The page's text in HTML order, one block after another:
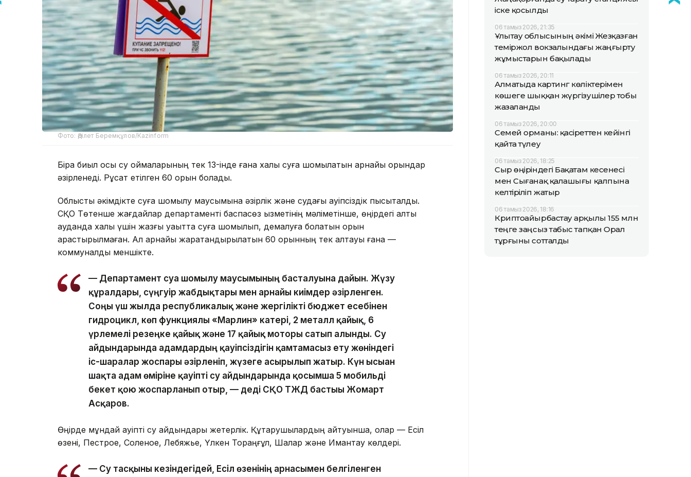
Фото: Әділет Беремқұлов/Kazinform
Бірақ биыл осы су қоймаларының тек 13-інде ғана халық суға шомылатын арнайы орындар
әзірленеді. Рұқсат етілген 60 орын болады.
Облыстық әкімдікте суға шомылу маусымына әзірлік және судағы қауіпсіздік пысықталды.
СҚО Төтенше жағдайлар департаменті баспасөз қызметінің мәліметінше, өңірдегі алты
ауданда халық үшін жазғы уақытта суға шомылып, демалуға болатын орын
қарастырылмаған. Ал арнайы жарақтандырылатын 60 орынның тек алтауы ғана —
коммуналдық меншікте.
— Департамент суға шомылу маусымының басталуына дайын. Жүзу
құралдары, сүңгуір жабдықтары мен арнайы киімдер әзірленген.
Соңғы үш жылда республикалық және жергілікті бюджет есебінен
гидроцикл, көп функциялы «Марлин» катері, 2 металл қайық, 6
үрлемелі резеңке қайық және 17 қайық моторы сатып алынды. Су
айдындарында адамдардың қауіпсіздігін қамтамасыз ету жөніндегі
іс-шаралар жоспары әзірленіп, жүзеге асырылып жатыр. Күн ысыған
шақта адам өміріне қауіпті су айдындарында қосымша 5 мобильді
бекет қою жоспарланып отыр, — деді СҚО ТЖД бастығы Жомарт
Асқаров.
Өңірде мұндай қауіпті су айдындары жетерлік. Құтқарушылардың айтуынша, олар — Есіл
өзені, Пестрое, Соленое, Лебяжье, Үлкен Тораңғұл, Шалқар және Имантау көлдері.
— Су тасқыны кезіндегідей, Есіл өзенінің арнасымен белгіленген
іске қосылды
06 тамыз 2026, 21:35
Ұлытау облысының әкімі Жезқазған
теміржол вокзалындағы жаңғырту
жұмыстарын бақылады
06 тамыз 2026, 20:11
Алматыда картинг көліктерімен
көшеге шыққан жүргізушілер тобы
жазаланды
06 тамыз 2026, 20:00
Семей орманы: қасіреттен кейінгі
қайта түлеу
06 тамыз 2026, 18:25
Сыр өңіріндегі Бақатам кесенесі
мен Сығанақ қалашығы қалпына
келтіріліп жатыр
06 тамыз 2026, 18:16
Криптоайырбастау арқылы 155 млн
теңге заңсыз табыс тапқан Орал
тұрғыны сотталды